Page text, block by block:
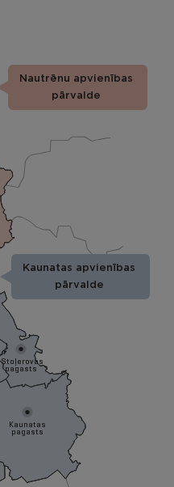
Nautrēnu apvienības
pārvalde
Kaunatas apvienības
pārvalde
Kaunatas
pagasts
Stoļerovas
pagasts